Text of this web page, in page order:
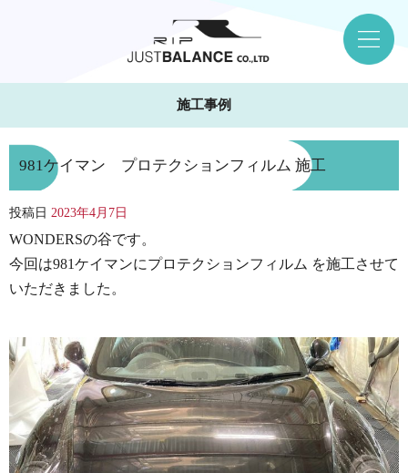
施工事例
981ケイマン プロテクションフィルム 施工
投稿日 2023年4月7日
WONDERSの谷です。
今回は981ケイマンにプロテクションフィルム を施工させて
いただきました。